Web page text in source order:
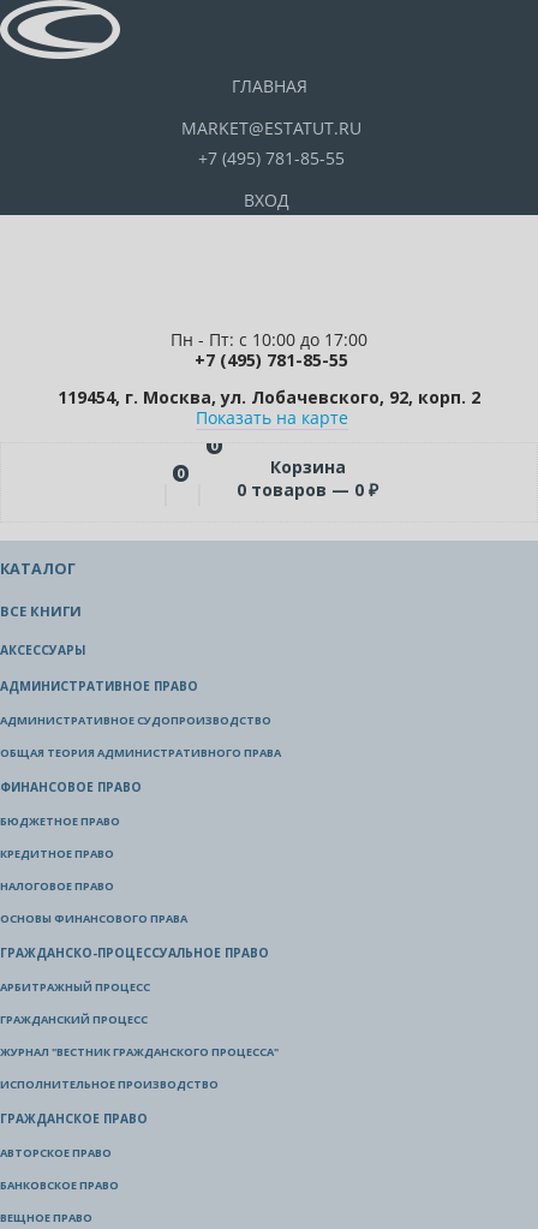
ГЛАВНАЯ
MARKET@ESTATUT.RU
+7 (495) 781-85-55
ВХОД
Пн - Пт: с 10:00 до 17:00
+7 (495) 781-85-55
119454, г. Москва, ул. Лобачевского, 92, корп. 2
Показать на карте
0
0
Корзина
0 товаров — 0 ₽
КАТАЛОГ
ВСЕ КНИГИ
АКСЕССУАРЫ
АДМИНИСТРАТИВНОЕ ПРАВО
АДМИНИСТРАТИВНОЕ СУДОПРОИЗВОДСТВО
ОБЩАЯ ТЕОРИЯ АДМИНИСТРАТИВНОГО ПРАВА
ФИНАНСОВОЕ ПРАВО
БЮДЖЕТНОЕ ПРАВО
КРЕДИТНОЕ ПРАВО
НАЛОГОВОЕ ПРАВО
ОСНОВЫ ФИНАНСОВОГО ПРАВА
ГРАЖДАНСКО-ПРОЦЕССУАЛЬНОЕ ПРАВО
АРБИТРАЖНЫЙ ПРОЦЕСС
ГРАЖДАНСКИЙ ПРОЦЕСС
ЖУРНАЛ "ВЕСТНИК ГРАЖДАНСКОГО ПРОЦЕССА"
ИСПОЛНИТЕЛЬНОЕ ПРОИЗВОДСТВО
ГРАЖДАНСКОЕ ПРАВО
АВТОРСКОЕ ПРАВО
БАНКОВСКОЕ ПРАВО
ВЕЩНОЕ ПРАВО